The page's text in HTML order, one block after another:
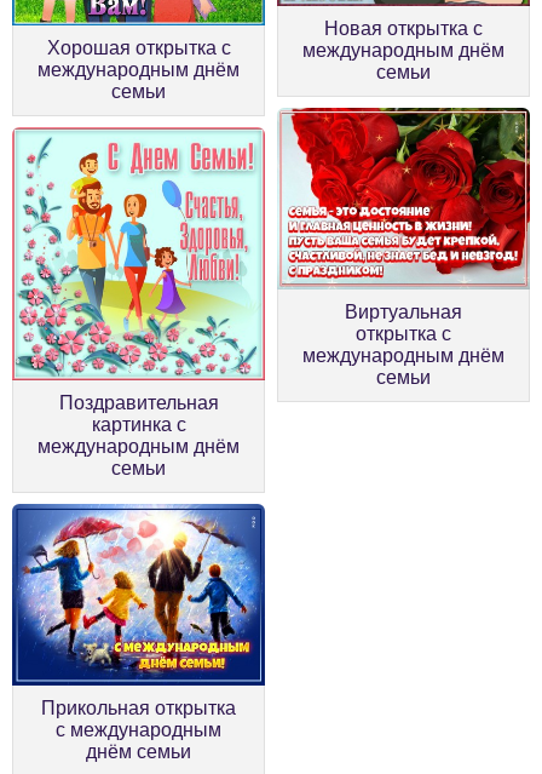
Хорошая открытка с
международным днём
семьи
Поздравительная
картинка с
международным днём
семьи
Новая открытка с
международным днём
семьи
Прикольная открытка
с международным
днём семьи
Виртуальная
открытка с
международным днём
семьи